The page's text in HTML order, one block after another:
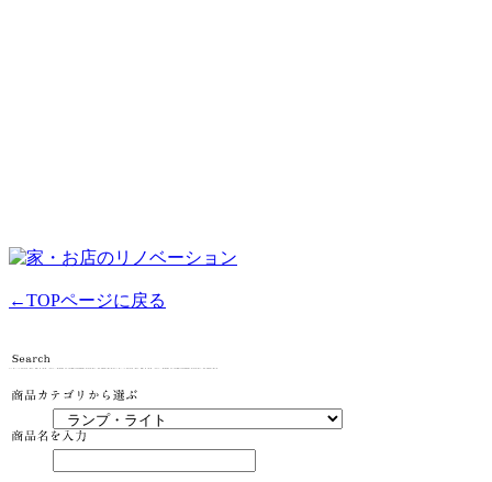
←TOPページに戻る